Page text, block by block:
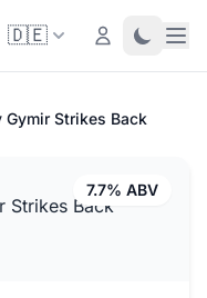
🇩🇪 Login Toggle
Gymir Strikes Back
7.7% ABV